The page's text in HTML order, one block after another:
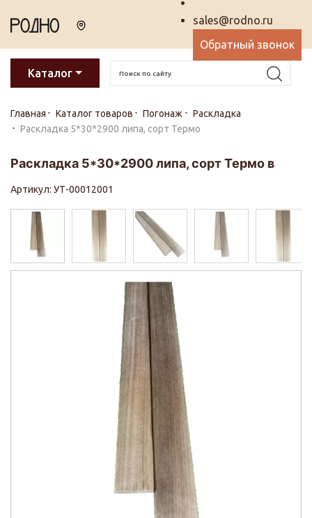
sales@rodno.ru
Обратный звонок
Каталог
Главная Каталог товаров Погонаж
Раскладка
Раскладка 5*30*2900 липа, сорт Термо
Раскладка 5*30*2900 липа, сорт Термо в
Артикул: УТ-00012001